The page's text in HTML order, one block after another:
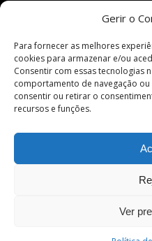
Gerir o
Para fornecer as melhores
cookies para armazenar e/ou
Consentir com essas tecnologias
comportamento de navegação ou
consentir ou retirar o
recursos e funções.
Ver
www.benkiser.pt
www.benkiser.de